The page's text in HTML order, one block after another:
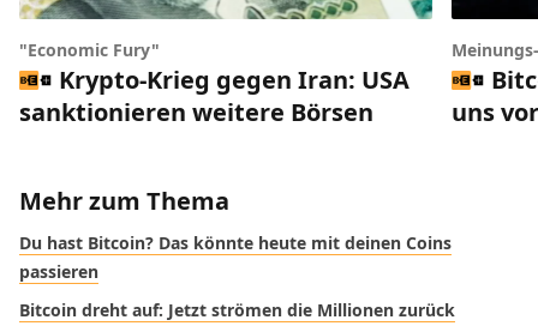
"Economic Fury"
Krypto-Krieg gegen Iran: USA
sanktionieren weitere Börsen
uns
Mehr zum Thema
Du hast Bitcoin? Das könnte heute mit deinen Coins
passieren
Bitcoin dreht auf: Jetzt strömen die Millionen zurück